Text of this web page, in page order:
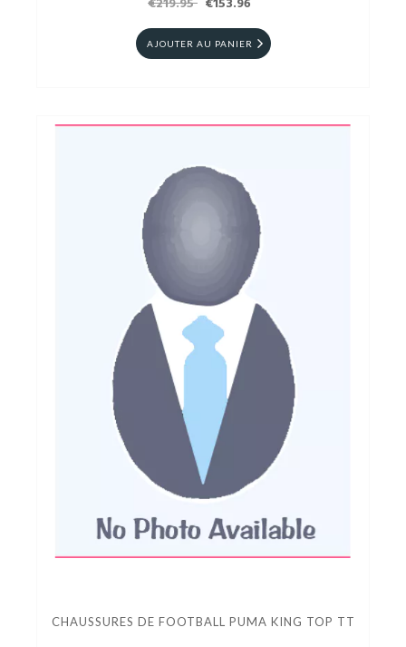
€219.95 €153.96
AJOUTER AU PANIER
CHAUSSURES DE FOOTBALL PUMA KING TOP TT